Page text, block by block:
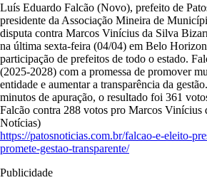
Luís Eduardo Falcão (Novo), prefeito de
presidente da Associação Mineira de
disputa contra Marcos Vinícius da Silva
na última sexta-feira (04/04) em Belo
participação de prefeitos de todo o estado.
(2025-2028) com a promessa de promover
entidade e aumentar a transparência da
minutos de apuração, o resultado foi 361
Falcão contra 288 votos pro Marcos Vinícius
Notícias)
https://patosnoticias.com.br/falcao-e-eleito-
promete-gestao-transparente/
Publicidade